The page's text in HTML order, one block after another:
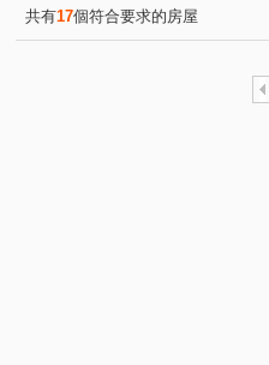
共有17個符合要求的房屋